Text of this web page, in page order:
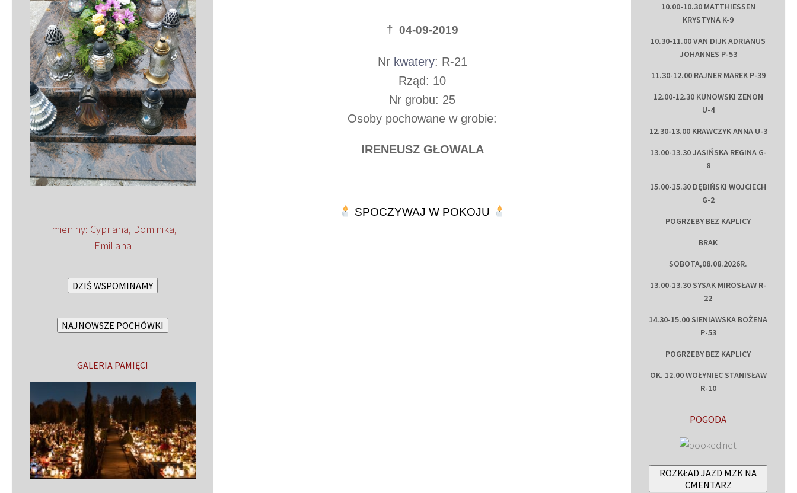
† 04-09-2019
Nr kwatery: R-21
Rząd: 10
Nr grobu: 25
Osoby pochowane w grobie:
IRENEUSZ GŁOWALA
SPOCZYWAJ W POKOJU
Imieniny: Cypriana, Dominika,
Emiliana
DZIŚ WSPOMINAMY
NAJNOWSZE POCHÓWKI
GALERIA PAMIĘCI
10.00-10.30 MATTHIESSEN
KRYSTYNA K-9
10.30-11.00 VAN DIJK ADRIANUS
JOHANNES P-53
11.30-12.00 RAJNER MAREK P-39
12.00-12.30 KUNOWSKI ZENON
U-4
12.30-13.00 KRAWCZYK ANNA U-3
13.00-13.30 JASIŃSKA REGINA G-
8
15.00-15.30 DĘBIŃSKI WOJCIECH
G-2
POGRZEBY BEZ KAPLICY
BRAK
SOBOTA,08.08.2026R.
13.00-13.30 SYSAK MIROSŁAW R-
22
14.30-15.00 SIENIAWSKA BOŻENA
P-53
POGRZEBY BEZ KAPLICY
OK. 12.00 WOŁYNIEC STANISŁAW
R-10
POGODA
ROZKŁAD JAZD MZK NA
CMENTARZ